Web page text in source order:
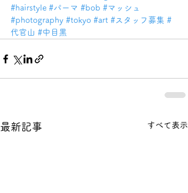
#hairstyle #パーマ #bob #マッシュ
#photography #tokyo #art #スタッフ募集 #
代官山 #中目黒
最新記事 すべて表示